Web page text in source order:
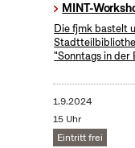
MINT-
Die fjmk bastelt
"Sonntags in der
1.9.2024
15 Uhr
Eintritt frei